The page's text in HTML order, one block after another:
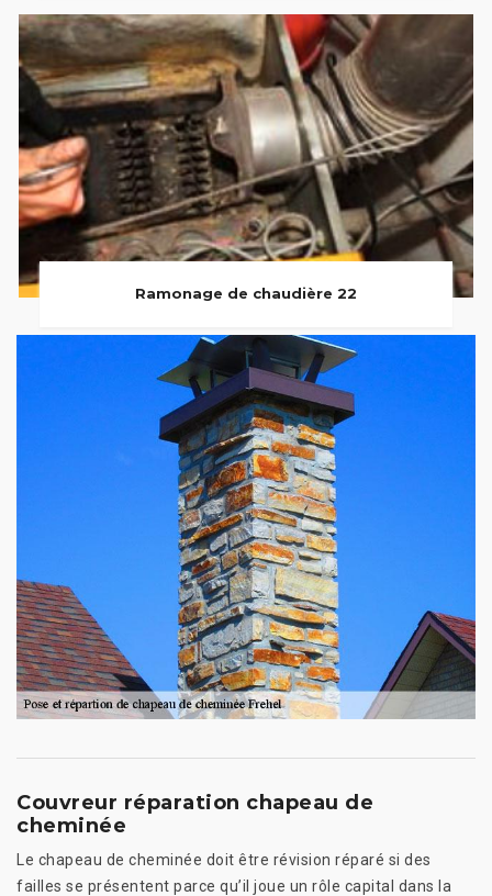
Ramonage de chaudière 22
Couvreur réparation chapeau de
cheminée
Le chapeau de cheminée doit être révision réparé si des
failles se présentent parce qu’il joue un rôle capital dans la